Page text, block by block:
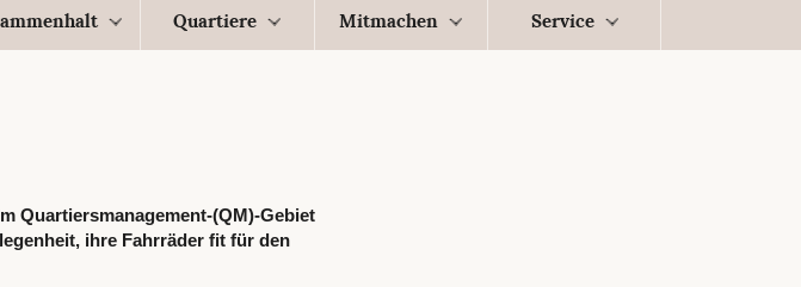
Quartiere Mitmachen Service
Quartiersmanagement-(QM)-Gebiet
ihre Fahrräder fit für den